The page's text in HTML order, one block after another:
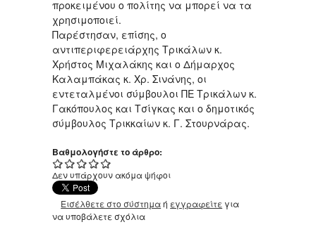
προκειμένου ο πολίτης να μπορεί να τα
χρησιμοποιεί.
Παρέστησαν, επίσης, ο
αντιπεριφερειάρχης Τρικάλων κ.
Χρήστος Μιχαλάκης και ο Δήμαρχος
Καλαμπάκας κ. Χρ. Σινάνης, οι
εντεταλμένοι σύμβουλοι ΠΕ Τρικάλων κ.
Γακόπουλος και Τσίγκας και ο δημοτικός
σύμβουλος Τρικκαίων κ. Γ. Στουρνάρας.
Βαθμολογήστε το άρθρο:
Δεν υπάρχουν ακόμα ψήφοι
Εισέλθετε στο σύστημαή εγγραφείτε για
να υποβάλετε σχόλια